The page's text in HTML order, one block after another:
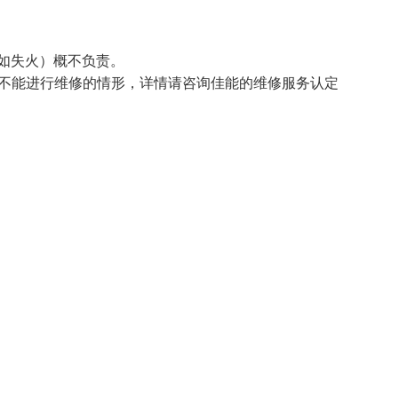
火）概不负责。
进行维修的情形，详情请咨询佳能的维修服务认定